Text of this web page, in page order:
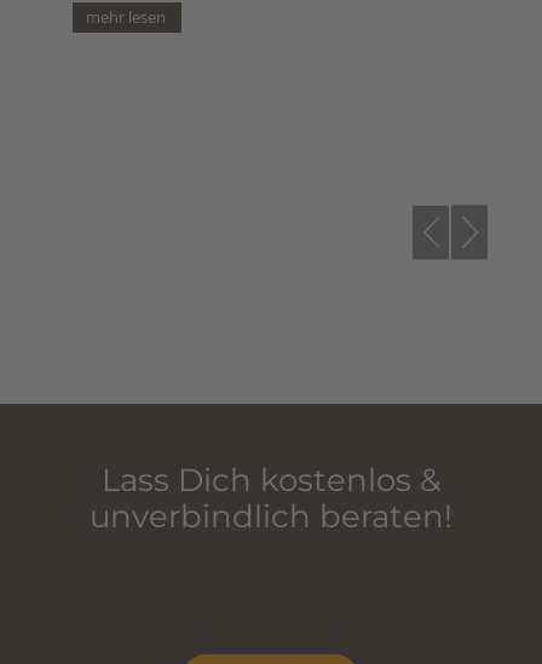
teuflischen Gesicht.- oder
die verkannte Schönheit
Lass Dich kostenlos &
unverbindlich beraten!